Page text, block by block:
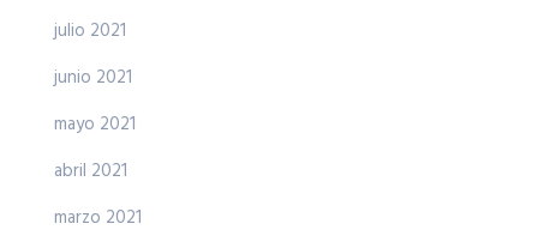
julio 2021
junio 2021
mayo 2021
abril 2021
marzo 2021